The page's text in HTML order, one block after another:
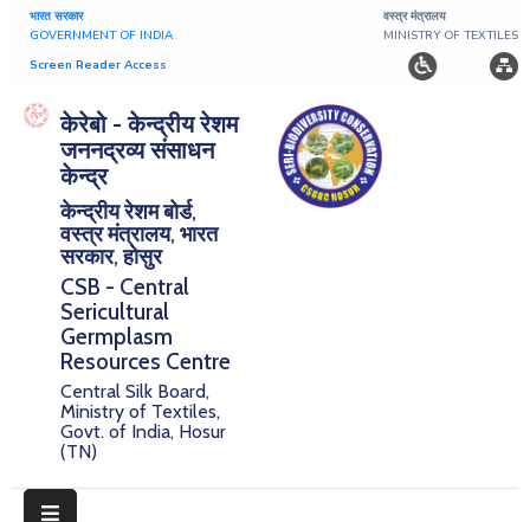
भारत सरकार
GOVERNMENT OF INDIA
वस्त्र मंत्रालय
MINISTRY OF TEXTILES
Screen Reader Access
केरेबो - केन्द्रीय रेशम
जननद्रव्य संसाधन
केन्द्र
केन्द्रीय रेशम बोर्ड,
वस्त्र मंत्रालय, भारत
सरकार, होसुर
CSB - Central
Sericultural
Germplasm
Resources Centre
Central Silk Board,
Ministry of Textiles,
Govt. of India, Hosur
(TN)
Home
About
Research
Publications
Notice
Board
Downloads